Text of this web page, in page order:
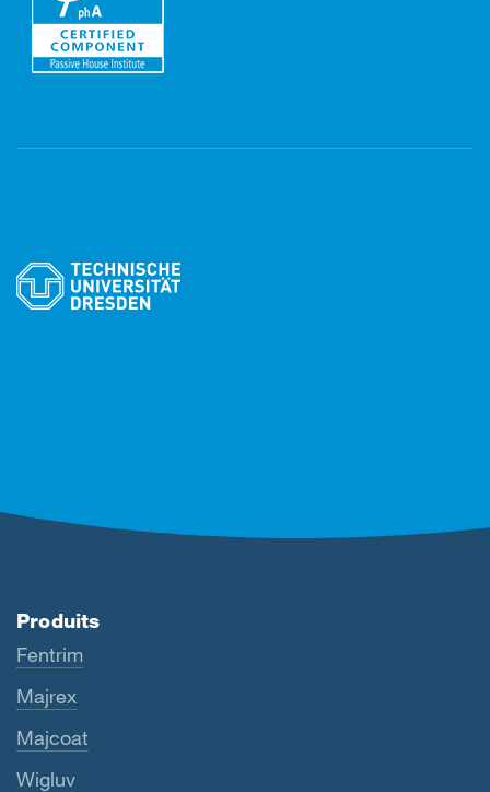
Produits
Fentrim
Majrex
Majcoat
Wigluv